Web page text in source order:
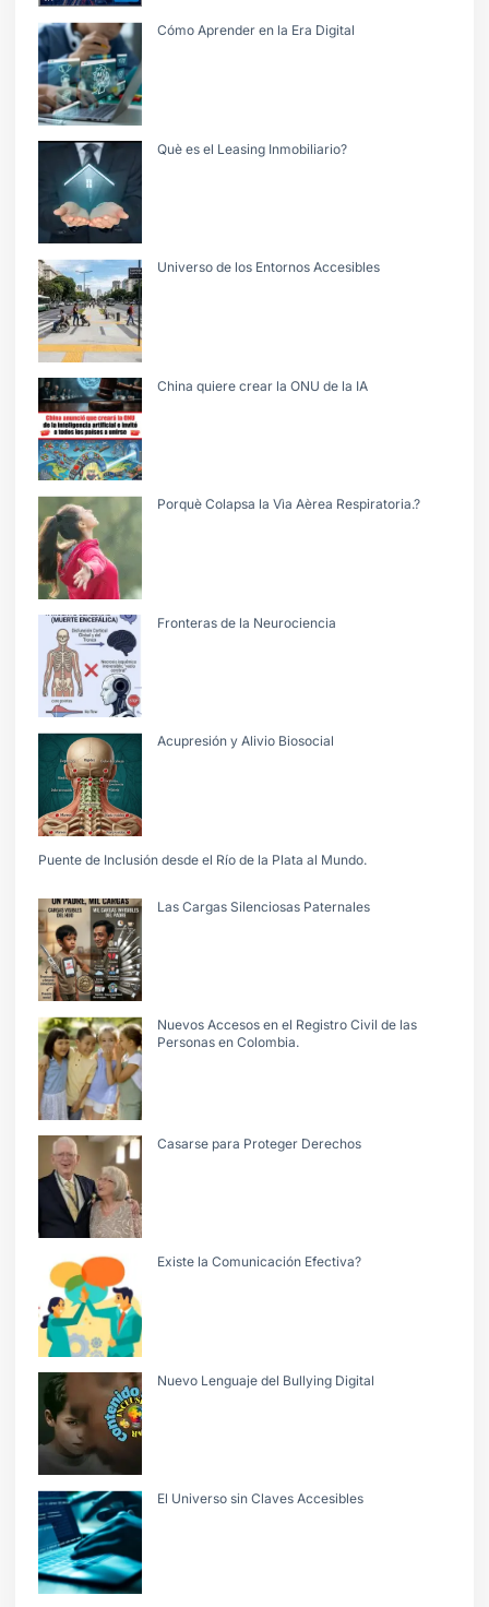
Cómo Aprender en la Era Digital
Què es el Leasing Inmobiliario?
Universo de los Entornos Accesibles
China quiere crear la ONU de la IA
Porquè Colapsa la Vìa Aèrea Respiratoria.?
Fronteras de la Neurociencia
Acupresión y Alivio Biosocial
Puente de Inclusión desde el Río de la Plata al Mundo.
Las Cargas Silenciosas Paternales
Nuevos Accesos en el Registro Civil de las
Personas en Colombia.
Casarse para Proteger Derechos
Existe la Comunicación Efectiva?
Nuevo Lenguaje del Bullying Digital
El Universo sin Claves Accesibles